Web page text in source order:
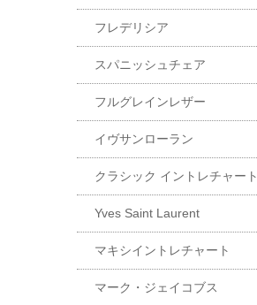
フレデリシア
スパニッシュチェア
フルグレインレザー
イヴサンローラン
クラシック イントレチャート
Yves Saint Laurent
マキシイントレチャート
マーク・ジェイコブス